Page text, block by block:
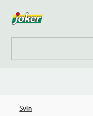
Svin